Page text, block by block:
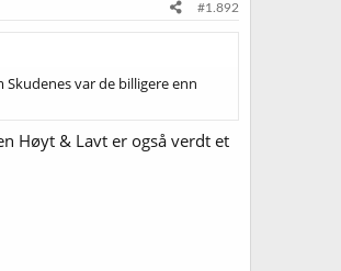
#1.892
var de billigere enn
Høyt & Lavt er også verdt et